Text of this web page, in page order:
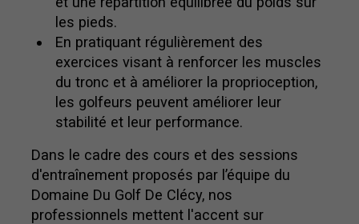
les pieds.
En pratiquant régulièrement des
exercices visant à renforcer les muscles
du tronc et à améliorer la proprioception,
les golfeurs peuvent améliorer leur
stabilité et leur performance.
Dans le cadre des cours et des sessions
d'entraînement proposés par l’équipe du
Domaine Du Golf De Clécy, nos
professionnels mettent l'accent sur